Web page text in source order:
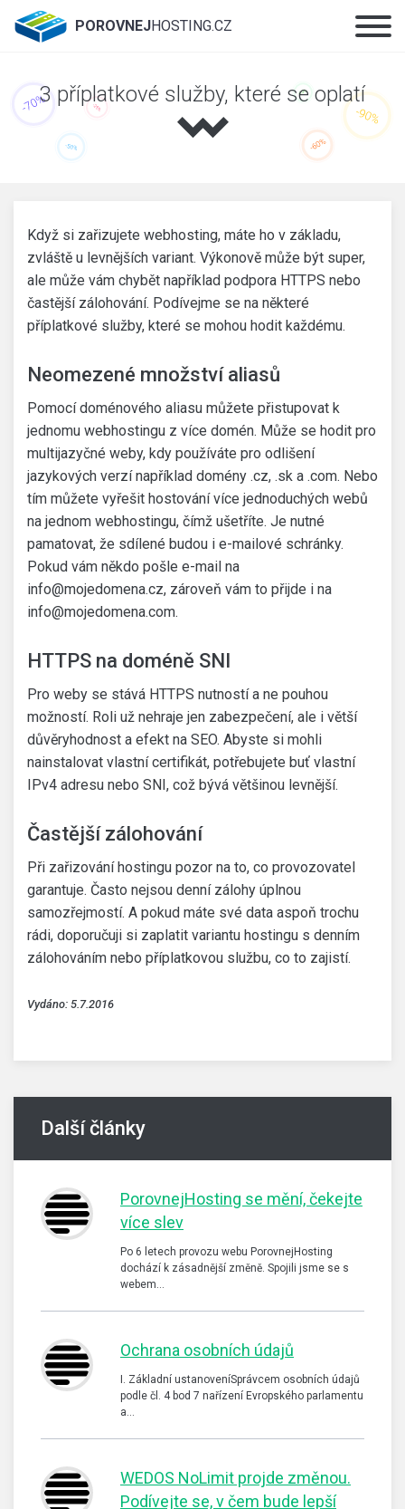
3 příplatkové služby, které se oplatí
Když si zařizujete webhosting, máte ho v základu,
zvláště u levnějších variant. Výkonově může být super,
ale může vám chybět například podpora HTTPS nebo
častější zálohování. Podívejme se na některé
příplatkové služby, které se mohou hodit každému.
Neomezené množství aliasů
Pomocí doménového aliasu můžete přistupovat k
jednomu webhostingu z více domén. Může se hodit pro
multijazyčné weby, kdy používáte pro odlišení
jazykových verzí například domény .cz, .sk a .com. Nebo
tím můžete vyřešit hostování více jednoduchých webů
na jednom webhostingu, čímž ušetříte. Je nutné
pamatovat, že sdílené budou i e-mailové schránky.
Pokud vám někdo pošle e-mail na
info@mojedomena.cz, zároveň vám to přijde i na
info@mojedomena.com.
HTTPS na doméně SNI
Pro weby se stává HTTPS nutností a ne pouhou
možností. Roli už nehraje jen zabezpečení, ale i větší
důvěryhodnost a efekt na SEO. Abyste si mohli
nainstalovat vlastní certifikát, potřebujete buť vlastní
IPv4 adresu nebo SNI, což bývá většinou levnější.
Častější zálohování
Při zařizování hostingu pozor na to, co provozovatel
garantuje. Často nejsou denní zálohy úplnou
samozřejmostí. A pokud máte své data aspoň trochu
rádi, doporučuji si zaplatit variantu hostingu s denním
zálohováním nebo příplatkovou službu, co to zajistí.
Vydáno: 5.7.2016
Další články
PorovnejHosting se mění, čekejte
více slev
Po 6 letech provozu webu PorovnejHosting
dochází k zásadnější změně. Spojili jsme se s
webem…
Ochrana osobních údajů
I. Základní ustanoveníSprávcem osobních údajů
podle čl. 4 bod 7 nařízení Evropského parlamentu
a…
WEDOS NoLimit projde změnou.
Podívejte se, v čem bude lepší
POROVNEJHOSTING.CZ